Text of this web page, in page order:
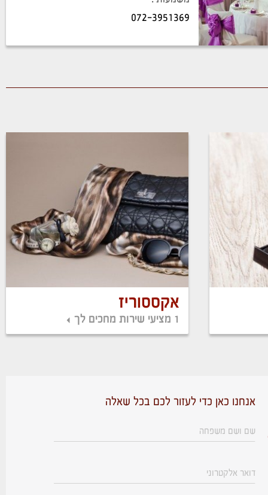
072-3951369
אקססוריז
1 מציעי שירות מחכים לך
אנחנו כאן כדי לעזור לכם בכל שאלה